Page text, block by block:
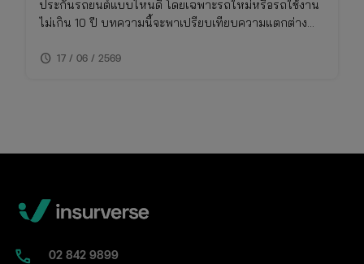
ประกันรถยนต์แบบไหนดี โดยเฉพาะรถใหม่หรือรถใช้งาน
ไม่เกิน 10 ปี บทความนี้จะพาเปรียบเทียบความแตกต่าง
เทียบ ทั้งเรื่องความคุ้มครอง ค่าเบี้ย และความเหมาะสมใน
schedule 17 / 06 / 2569
02​ 842 9899